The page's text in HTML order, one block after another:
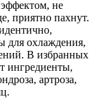
не
приятно пахнут.
для охлаждения,
В избранных
ингредиенты,
артроза,